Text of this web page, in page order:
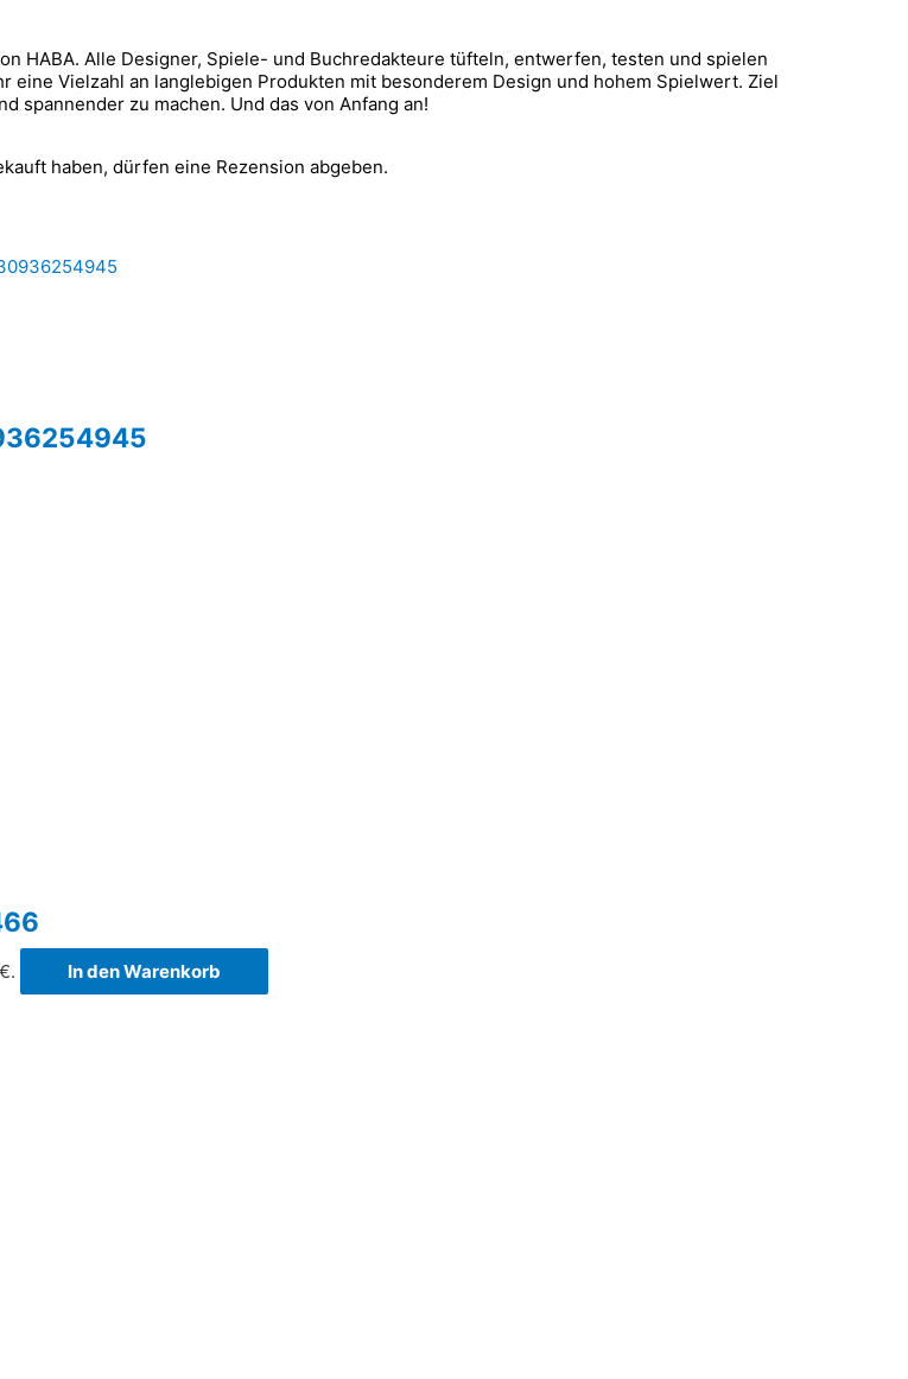
HABA. Alle Designer, Spiele- und Buchredakteure tüfteln, entwerfen, testen und spielen
Vielzahl an langlebigen Produkten mit besonderem Design und hohem Spielwert. Ziel
spannender zu machen. Und das von Anfang an!
haben, dürfen eine Rezension abgeben.
In den Warenkorb